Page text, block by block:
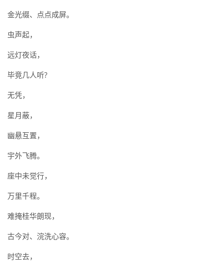
金光缀、点点成屏。
虫声起，
远灯夜话，
毕竟几人听?
无凭，
星月蔽，
幽悬互置，
宇外飞腾。
座中未觉行，
万里千程。
难掩桂华朗现，
古今对、浣洗心容。
时空去，